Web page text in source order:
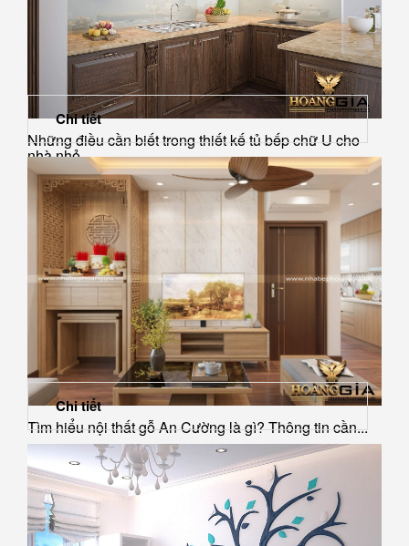
Những điều cần biết trong thiết kế tủ bếp chữ U cho
nhà nhỏ
Chi tiết
Tìm hiểu nội thất gỗ An Cường là gì? Thông tin cần...
Chi tiết